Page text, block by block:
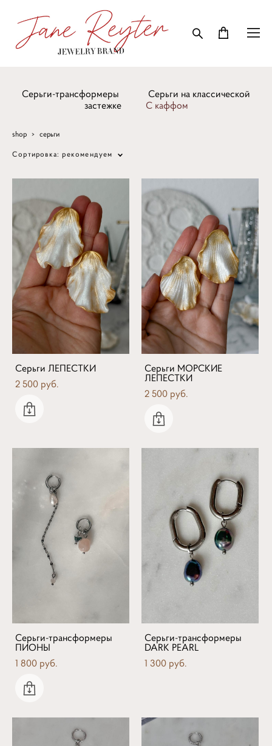
Серьги-трансформеры
Серьги на классической
застежке
С каффом
shop > серьги
Сортировка: рекомендуем
Серьги ЛЕПЕСТКИ
2 500 pуб.
Серьги МОРСКИЕ
ЛЕПЕСТКИ
2 500 pуб.
Серьги-трансформеры
ПИОНЫ
1 800 pуб.
Серьги-трансформеры
DARK PEARL
1 300 pуб.